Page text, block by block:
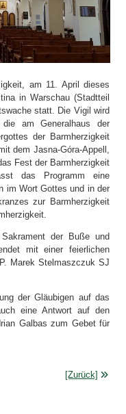
am 11. April dieses
in Warschau (Stadtteil
statt. Die Vigil wird
am Generalhaus der
der Barmherzigkeit
dem Jasna-Góra-Appell,
Fest der Barmherzigkeit
das Programm eine
im Wort Gottes und in der
zur Barmherzigkeit
der Buße und
mit einer feierlichen
Marek Stelmaszczuk SJ
der Gläubigen auf das
eine Antwort auf den
Galbas zum Gebet für
[Zurück]